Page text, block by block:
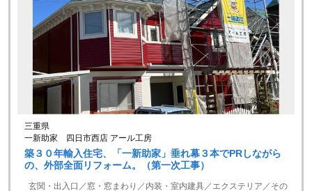
三重県
一新助家 四日市西店 アール工房
築３０年輸入住宅、「一新助家」垂れ幕３本でPRしながら
の、外部全面リフォーム。（第一次工事）
玄関・出入口／窓・窓まわり／内装・室内建具／エクステリア／その